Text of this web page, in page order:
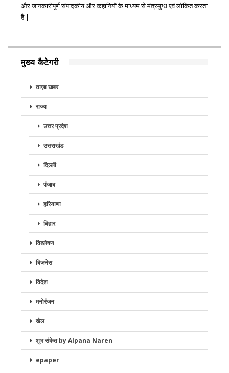
और जानकारीपूर्ण संपादकीय और कहानियों के माध्यम से मंत्रमुग्ध एवं लोकित करता
है |
मुख्य कैटेगरी
ताज़ा खबर
राज्य
उत्तर प्रदेश
उत्तराखंड
दिल्ली
पंजाब
हरियाणा
बिहार
विश्लेषण
बिजनेस
विदेश
मनोरंजन
खेल
शुभ संकेत by Alpana Naren
epaper